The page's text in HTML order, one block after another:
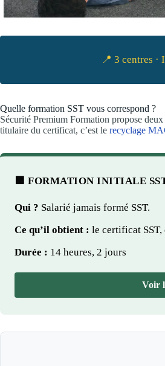
📍 3 centres
Quelle formation SST vous correspond ?
Sécurité Premium Formation propose
titulaire du certificat, c’est le recyclage
🟩 FORMATION INITIALE
Qui ? Salarié jamais formé SST.
Ce qu’il obtient : le certificat
Durée : 14 heures, 2 jours
Voir